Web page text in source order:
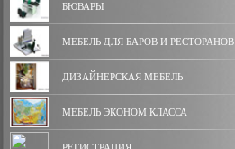
БЮВАРЫ
МЕБЕЛЬ ДЛЯ БАРОВ И РЕСТОРАНОВ
ДИЗАЙНЕРСКАЯ МЕБЕЛЬ
МЕБЕЛЬ ЭКОНОМ КЛАССА